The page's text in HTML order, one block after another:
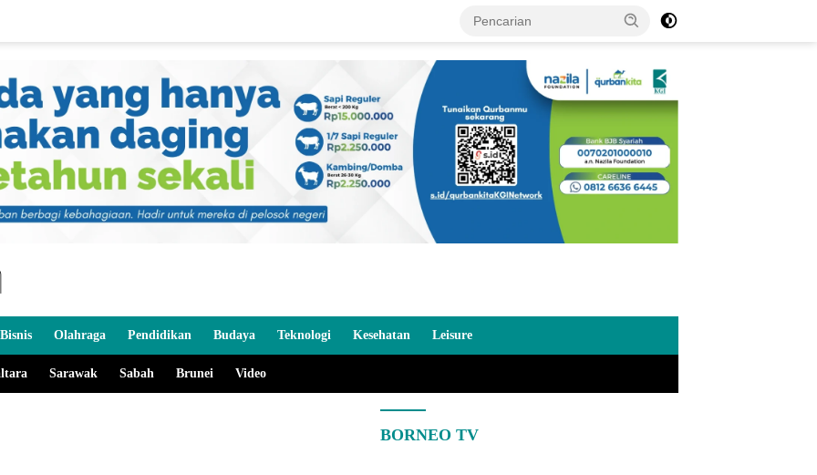
Olahraga Pendidikan Budaya Teknologi Kesehatan Leisure
Sarawak Sabah Brunei Video
BORNEO TV